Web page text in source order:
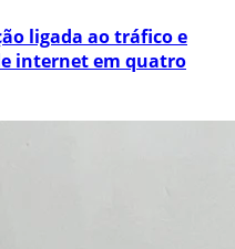
ligada ao tráfico e
internet em quatro